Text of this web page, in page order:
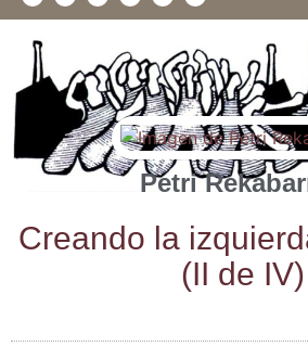
Petri
Crean­do la
(II de IV)